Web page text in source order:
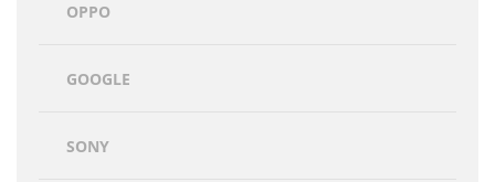
OPPO
GOOGLE
SONY